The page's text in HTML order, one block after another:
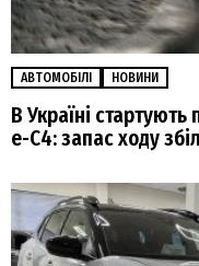
АВТОМОБІЛІ НОВИНИ
В Україні
e-С4: запас ходу